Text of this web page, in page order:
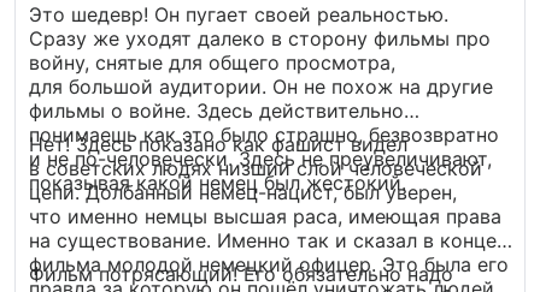
Это шедевр! Он пугает своей реальностью.
Сразу же уходят далеко в сторону фильмы про
войну, снятые для общего просмотра,
для большой аудитории. Он не похож на другие
фильмы о войне. Здесь действительно
понимаешь как это было страшно, безвозвратно
и не по-человечески. Здесь не преувеличивают,
показывая какой немец был жестокий.
Нет! Здесь показано как фашист видел
в советских людях низший слой человеческой
цепи. Долбанный немец-нацист, был уверен,
что именно немцы высшая раса, имеющая права
на существование. Именно так и сказал в конце
фильма молодой немецкий офицер. Это была его
Фильм потрясающий! Его обязательно надо